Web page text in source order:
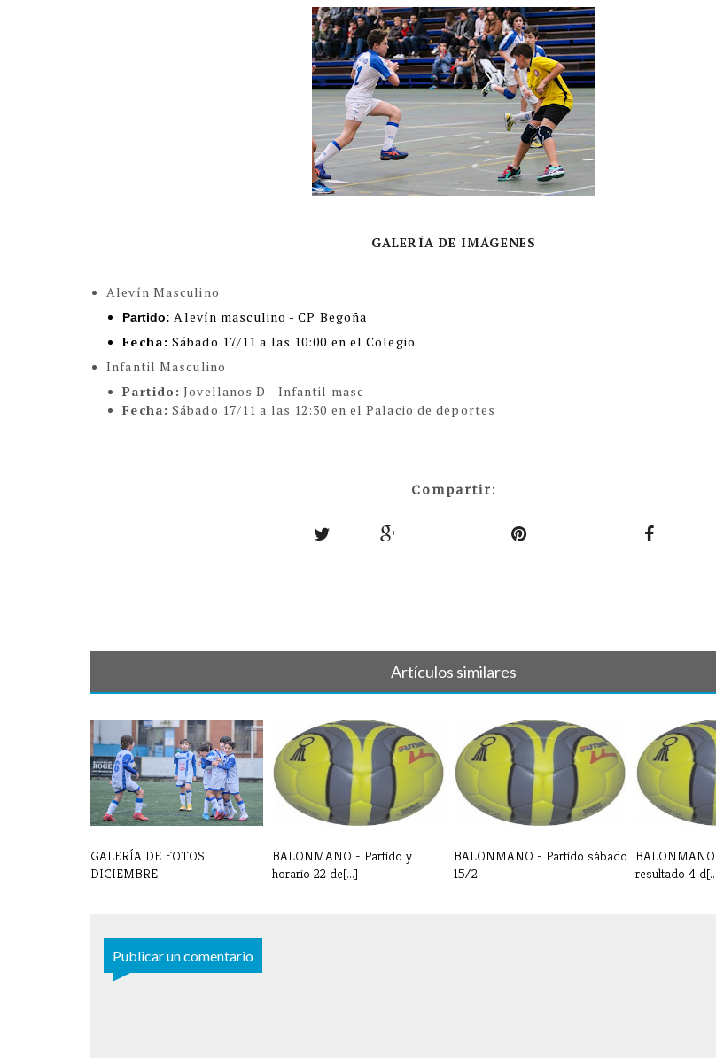
GALERÍA DE IMÁGENES
Alevín Masculino
Partido: Alevín masculino - CP Begoña
Fecha: Sábado 17/11 a las 10:00 en el Colegio
Infantil Masculino
Partido: Jovellanos D - Infantil masc
Fecha: Sábado 17/11 a las 12:30 en el Palacio de deportes
Compartir:
Artículos similares
GALERÍA DE FOTOS
DICIEMBRE
BALONMANO - Partido y
horario 22 de[...]
BALONMANO - Partido sábado
15/2
resultado 4
Publicar un comentario